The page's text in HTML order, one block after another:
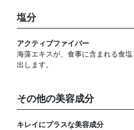
塩分
アクティブファイバー
海藻エキスが、食事に含まれる食
出します。
その他の美容成分
キレイにプラスな美容成分